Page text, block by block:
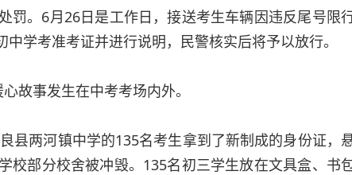
。6月26日是工作日，接送考生车辆因违反尾号限
学考准考证并进行说明，民警核实后将予以放行。
故事发生在中考考场内外。
两河镇中学的135名考生拿到了新制成的身份证，
校部分校舍被冲毁。135名初三学生放在文具盒、书